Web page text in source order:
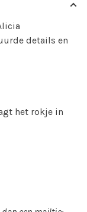
details en
het rokje in